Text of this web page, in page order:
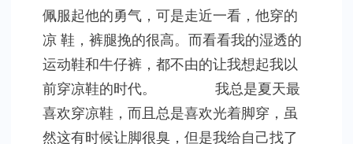
佩服起他的勇气，可是走近一看，他穿的
凉 鞋，裤腿挽的很高。而看看我的湿透的
运动鞋和牛仔裤，都不由的让我想起我以
前穿凉鞋的时代。 我总是夏天最
喜欢穿凉鞋，而且总是喜欢光着脚穿，虽
然这有时候让脚很臭，但是我给自己找了